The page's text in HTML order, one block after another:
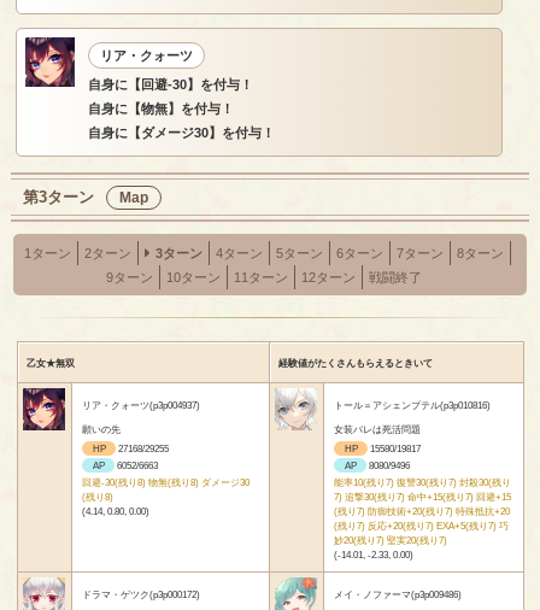
リア・クォーツ
自身に【回避-30】を付与！
自身に【物無】を付与！
自身に【ダメージ30】を付与！
第3ターン Map
1ターン 2ターン 3ターン 4ターン 5ターン 6ターン 7ターン
8ターン
9ターン
10ターン 11ターン 12ターン 戦闘終了
乙女★無双 経験値がたくさんもらえるときいて
リア・クォーツ(p3p004937)
願いの先
HP
27168/29255
AP
6052/6663
回避-30(残り8) 物無(残り8) ダメージ30
(残り8)
(4.14, 0.80, 0.00)
トール＝アシェンプテル(p3p010816)
女装バレは死活問題
HP
15580/19817
AP
8080/9496
能率10(残り7) 復讐30(残り7) 封殺30(残り
7) 追撃30(残り7) 命中+15(残り7) 回避+15
(残り7) 防御技術+20(残り7) 特殊抵抗+20
(残り7) 反応+20(残り7) EXA+5(残り7) 巧
妙20(残り7) 堅実20(残り7)
(-14.01, -2.33, 0.00)
ドラマ・ゲツク(p3p000172)
メイ・ノファーマ(p3p009486)